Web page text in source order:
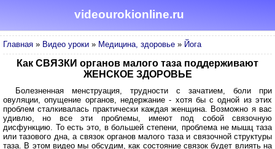
videourokionline.ru
Главная » Видео уроки » Медицина, здоровье » Йога
Как СВЯЗКИ органов малого таза поддерживают
ЖЕНСКОЕ ЗДОРОВЬЕ
Болезненная менструация, трудности с зачатием, боли при
овуляции, опущение органов, недержание - хотя бы с одной из этих
проблем сталкивалась практически каждая женщина. Возможно я вас
удивлю, но все эти проблемы, имеют под собой связочную
дисфункцию. То есть это, в большей степени, проблема не мышц таза
или тазового дна, а связок органов малого таза и связочной структуры
таза. В этом видео мы обсудим, как состояние связок будет влиять на